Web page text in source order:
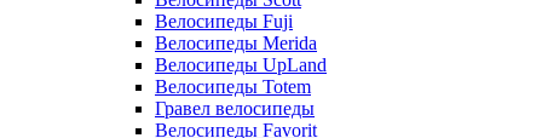
Велосипеды Fuji
Велосипеды Merida
Велосипеды UpLand
Велосипеды Totem
Гравел велосипеды
Велосипеды Favorit